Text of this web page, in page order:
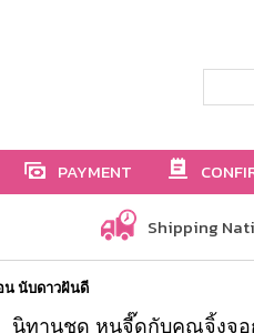
PAYMENT
Shipping
นับดาวฝันดี
นิทานชุด หนูจี๊ดกับคุณจิ้งจ